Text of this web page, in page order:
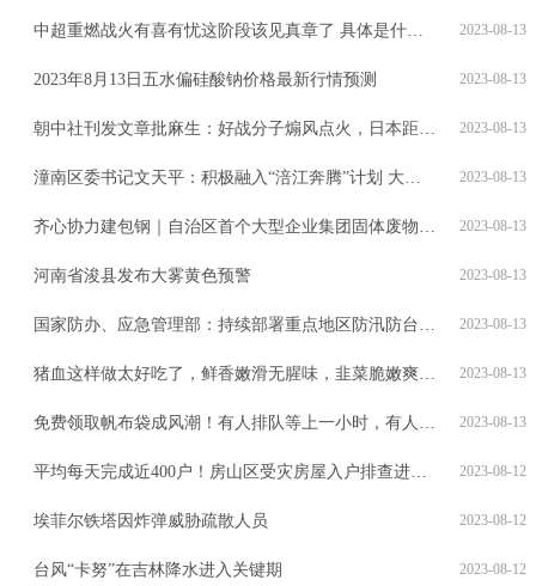
2023-08-13
中超重燃战火有喜有忧这阶段该见真章了 具体是什么情况?
2023-08-13
2023年8月13日五水偏硅酸钠价格最新行情预测
2023-08-13
朝中社刊发文章批麻生：好战分子煽风点火，日本距毁灭深渊只差一步
2023-08-13
潼南区委书记文天平：积极融入“涪江奔腾”计划 大力推进乡村振兴
2023-08-13
齐心协力建包钢｜自治区首个大型企业集团固体废物环境管理示范基地落户包钢
2023-08-13
河南省浚县发布大雾黄色预警
2023-08-13
国家防办、应急管理部：持续部署重点地区防汛防台风工作
2023-08-13
猪血这样做太好吃了，鲜香嫩滑无腥味，韭菜脆嫩爽口，美味又下饭
2023-08-13
免费领取帆布袋成风潮！有人排队等上一小时，有人从徐汇追到长宁
2023-08-12
平均每天完成近400户！房山区受灾房屋入户排查进行中
2023-08-12
埃菲尔铁塔因炸弹威胁疏散人员
2023-08-12
台风“卡努”在吉林降水进入关键期